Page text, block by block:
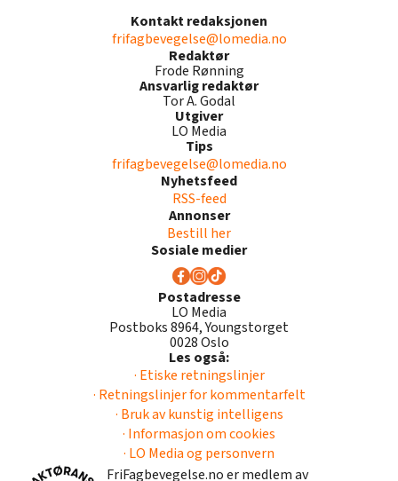
Kontakt redaksjonen
frifagbevegelse@lomedia.no
Redaktør
Frode Rønning
Ansvarlig redaktør
Tor A. Godal
Utgiver
LO Media
Tips
frifagbevegelse@lomedia.no
Nyhetsfeed
RSS-feed
Annonser
Bestill her
Sosiale medier
Postadresse
LO Media
Postboks 8964, Youngstorget
0028 Oslo
Les også:
· Etiske retningslinjer
· Retningslinjer for kommentarfelt
· Bruk av kunstig intelligens
· Informasjon om cookies
· LO Media og personvern
FriFagbevegelse.no er medlem av